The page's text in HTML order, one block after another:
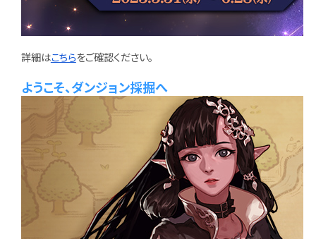
詳細はこちらをご確認ください。
ようこそ、ダンジョン採掘へ